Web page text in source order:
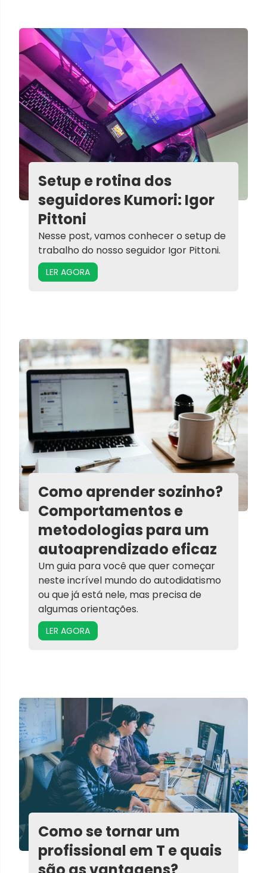
Setup e rotina dos
seguidores Kumori: Igor
Pittoni
Nesse post, vamos conhecer o setup de
trabalho do nosso seguidor Igor Pittoni.
LER AGORA
Como aprender sozinho?
Comportamentos e
metodologias para um
autoaprendizado eficaz
Um guia para você que quer começar
neste incrível mundo do autodidatismo
ou que já está nele, mas precisa de
algumas orientações.
LER AGORA
Como se tornar um
profissional em T e quais